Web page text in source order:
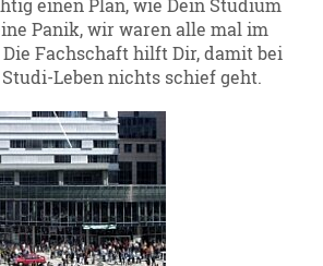
einen Plan, wie Dein Studium
Panik, wir waren alle mal im
Fachschaft hilft Dir, damit bei
Leben nichts schief geht.